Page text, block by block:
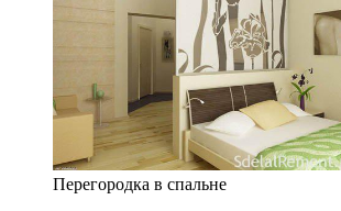
Перегородка в спальне